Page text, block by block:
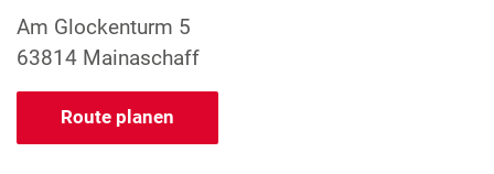
Am Glockenturm 5
63814 Mainaschaff
Route planen